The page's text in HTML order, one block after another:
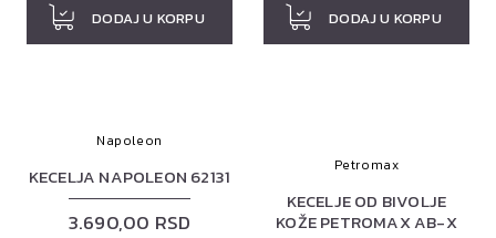
DODAJ U KORPU DODAJ U KORPU
Napoleon
KECELJA NAPOLEON 62131
3.690,00 RSD
Petromax
KECELJE OD BIVOLJE
KOŽE PETROMAX AB-X